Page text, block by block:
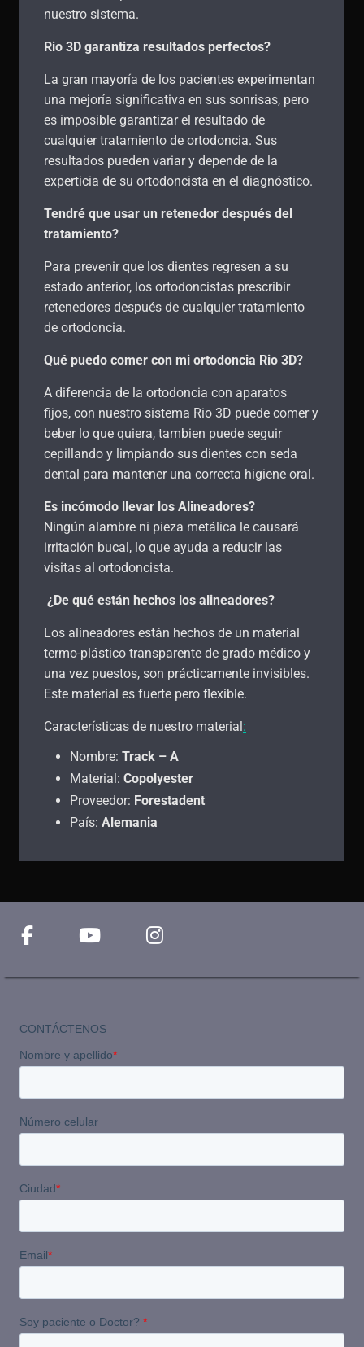
nuestro sistema.
Rio 3D garantiza resultados perfectos?
La gran mayoría de los pacientes experimentan
una mejoría significativa en sus sonrisas, pero
es imposible garantizar el resultado de
cualquier tratamiento de ortodoncia. Sus
resultados pueden variar y depende de la
experticia de su ortodoncista en el diagnóstico.
Tendré que usar un retenedor después del
tratamiento?
Para prevenir que los dientes regresen a su
estado anterior, los ortodoncistas prescribir
retenedores después de cualquier tratamiento
de ortodoncia.
Qué puedo comer con mi ortodoncia Rio 3D?
A diferencia de la ortodoncia con aparatos
fijos, con nuestro sistema Rio 3D puede comer y
beber lo que quiera, tambien puede seguir
cepillando y limpiando sus dientes con seda
dental para mantener una correcta higiene oral.
Es incómodo llevar los Alineadores?
Ningún alambre ni pieza metálica le causará
irritación bucal, lo que ayuda a reducir las
visitas al ortodoncista.
¿De qué están hechos los alineadores?
Los alineadores están hechos de un material
termo-plástico transparente de grado médico y
una vez puestos, son prácticamente invisibles.
Este material es fuerte pero flexible.
Características de nuestro material :
Nombre: Track – A
Material: Copolyester
Proveedor: Forestadent
País: Alemania